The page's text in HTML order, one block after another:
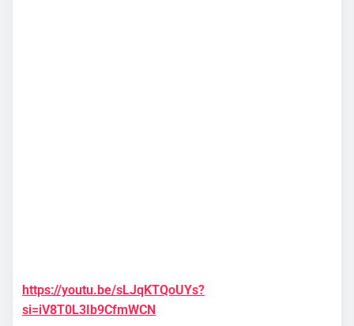
https://youtu.be/sLJqKTQoUYs?
si=iV8T0L3Ib9CfmWCN